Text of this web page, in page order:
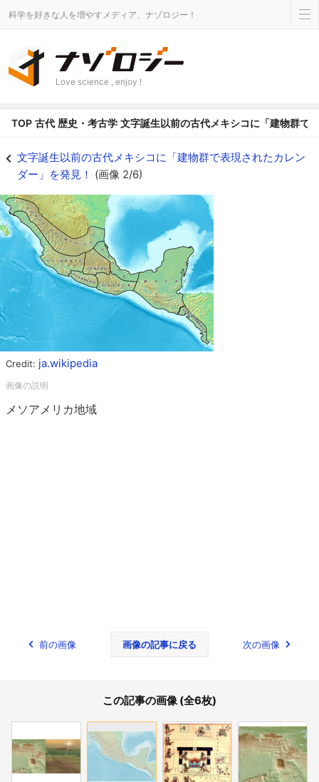
科学を好きな人を増やすメディア、ナゾロジー！
Love science , enjoy !
TOP 古代 歴史・考古学 文字誕生以前の古代メキシコに「建物群で
文字誕生以前の古代メキシコに「建物群で表現されたカレン
ダー」を発見！ (画像 2/6)
Credit: ja.wikipedia
メソアメリカ地域
前の画像 画像の記事に戻る 次の画像
この記事の画像 (全6枚)